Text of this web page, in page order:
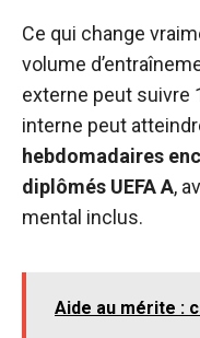
Ce qui change
volume
externe peut suivre
interne peut
hebdomadaires
diplômés UEFA A,
mental inclus.
Aide au mérite :